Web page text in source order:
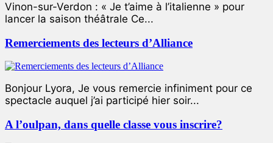
Vinon-sur-Verdon : « Je t’aime à l’italienne » pour
lancer la saison théâtrale Ce...
Remerciements des lecteurs d’Alliance
Bonjour Lyora, Je vous remercie infiniment pour ce
spectacle auquel j’ai participé hier soir...
A l’oulpan, dans quelle classe vous inscrire?